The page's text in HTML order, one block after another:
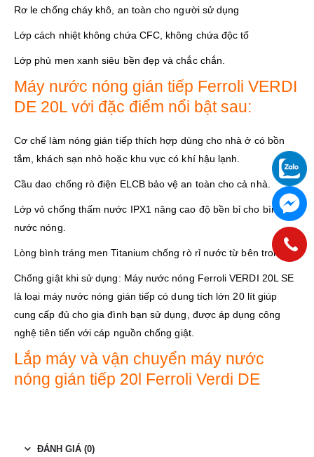
Rơ le chống cháy khô, an toàn cho người sử dụng
Lớp cách nhiệt không chứa CFC, không chứa độc tố
Lớp phủ men xanh siêu bền đẹp và chắc chắn.
Máy nước nóng gián tiếp Ferroli VERDI
DE 20L với đặc điểm nổi bật sau:
Cơ chế làm nóng gián tiếp thích hợp dùng cho nhà ở có bồn
tắm, khách sạn nhỏ hoặc khu vực có khí hậu lạnh.
Cầu dao chống rò điện ELCB bảo vệ an toàn cho cả nhà.
Lớp vỏ chống thấm nước IPX1 nâng cao độ bền bỉ cho bình
nước nóng.
Lòng bình tráng men Titanium chống rò rỉ nước từ bên trong.
Chống giật khi sử dụng: Máy nước nóng Ferroli VERDI 20L SE
là loại máy nước nóng gián tiếp có dung tích lớn 20 lít giúp
cung cấp đủ cho gia đình bạn sử dụng, được áp dụng công
nghệ tiên tiến với cáp nguồn chống giật.
Lắp máy và vận chuyển máy nước
nóng gián tiếp 20l Ferroli Verdi DE
ĐÁNH GIÁ (0)